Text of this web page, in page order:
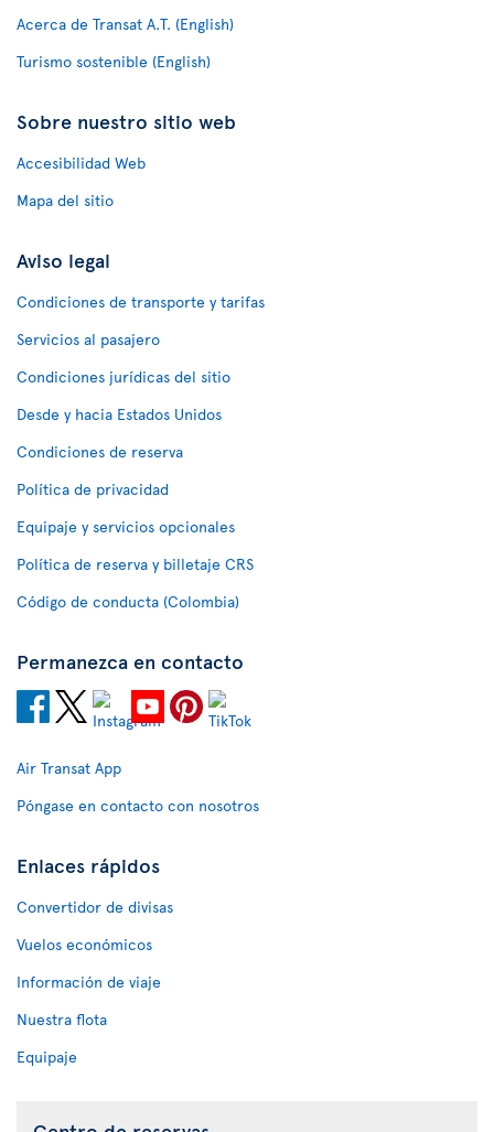
Acerca de Transat A.T. (English)
Turismo sostenible (English)
Sobre nuestro sitio web
Accesibilidad Web
Mapa del sitio
Aviso legal
Condiciones de transporte y tarifas
Servicios al pasajero
Condiciones jurídicas del sitio
Desde y hacia Estados Unidos
Condiciones de reserva
Política de privacidad
Equipaje y servicios opcionales
Política de reserva y billetaje CRS
Código de conducta (Colombia)
Permanezca en contacto
Air Transat App
Póngase en contacto con nosotros
Enlaces rápidos
Convertidor de divisas
Vuelos económicos
Información de viaje
Nuestra flota
Equipaje